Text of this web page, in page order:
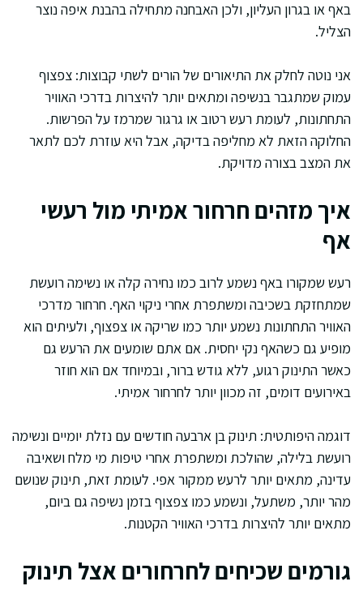
באף או בגרון העליון, ולכן האבחנה מתחילה בהבנת איפה נוצר
הצליל.
אני נוטה לחלק את התיאורים של הורים לשתי קבוצות: צפצוף
עמוק שמתגבר בנשיפה ומתאים יותר להיצרות בדרכי האוויר
התחתונות, לעומת רעש רטוב או גרגור שמרמז על הפרשות.
החלוקה הזאת לא מחליפה בדיקה, אבל היא עוזרת לכם לתאר
את המצב בצורה מדויקת.
איך מזהים חרחור אמיתי מול רעשי
אף
רעש שמקורו באף נשמע לרוב כמו נחירה קלה או נשימה רועשת
שמתחזקת בשכיבה ומשתפרת אחרי ניקוי האף. חרחור מדרכי
האוויר התחתונות נשמע יותר כמו שריקה או צפצוף, ולעיתים הוא
מופיע גם כשהאף נקי יחסית. אם אתם שומעים את הרעש גם
כאשר התינוק רגוע, ללא גודש ברור, ובמיוחד אם הוא חוזר
באירועים דומים, זה מכוון יותר לחרחור אמיתי.
דוגמה היפותטית: תינוק בן ארבעה חודשים עם נזלת יומיים ונשימה
רועשת בלילה, שהולכת ומשתפרת אחרי טיפות מי מלח ושאיבה
עדינה, מתאים יותר לרעש ממקור אפי. לעומת זאת, תינוק שנושם
מהר יותר, משתעל, ונשמע כמו צפצוף בזמן נשיפה גם ביום,
מתאים יותר להיצרות בדרכי האוויר הקטנות.
גורמים שכיחים לחרחורים אצל תינוק